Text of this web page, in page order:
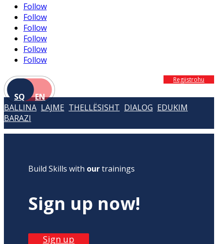
Follow
Follow
Follow
Follow
Follow
Follow
SQ EN
Regjistrohu
BALLINA LAJME THELLËSISHT DIALOG EDUKIM
BARAZI
Build Skills with ourtrainings
Sign up now!
Sign up